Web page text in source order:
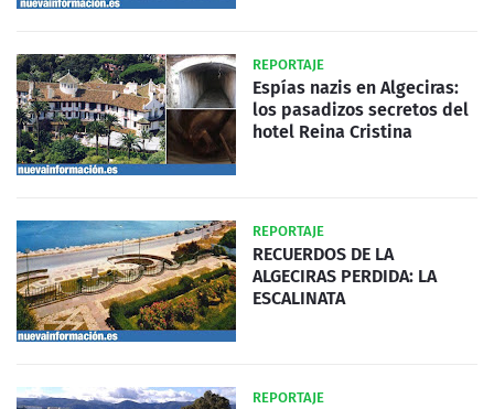
REPORTAJE
Espías nazis en Algeciras:
los pasadizos secretos del
hotel Reina Cristina
REPORTAJE
RECUERDOS DE LA
ALGECIRAS PERDIDA: LA
ESCALINATA
REPORTAJE